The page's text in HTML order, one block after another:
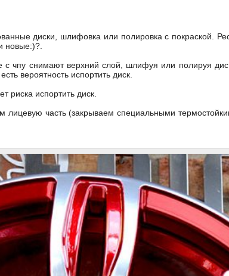
диски, шлифовка или полировка с покраской.
новые:)?.
с чпу снимают верхний слой, шлифуя или полируя
вероятность испортить диск.
риска испортить диск.
часть (закрываем специальными